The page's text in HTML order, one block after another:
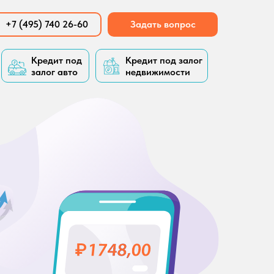
+7 (495) 740 26-60 Задать вопрос
Кредит под
залог авто
Кредит под залог
недвижимости